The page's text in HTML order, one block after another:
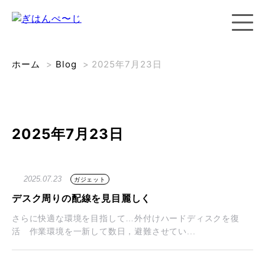
ホーム > Blog > 2025年7月23日
2025年7月23日
2025.07.23 ガジェット
デスク周りの配線を見目麗しく
さらに快適な環境を目指して…外付けハードディスクを復
活 作業環境を一新して数日，避難させてい...